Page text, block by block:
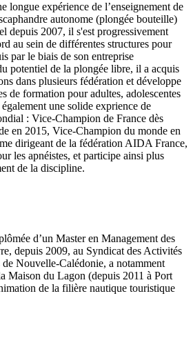
longue expérience de l’enseignement de
autonome (plongée bouteille)
depuis 2007, il s'est progressivement
au sein de différentes structures pour
par le biais de son entreprise
potentiel de la plongée libre, il a acquis
dans plusieurs fédération et développe
de formation pour adultes, adolescentes
une solide exprience de
: Vice-Champion de France dès
en 2015, Vice-Champion du monde en
dirigeant de la fédération AIDA France,
les apnéistes, et participe ainsi plus
de la discipline.
d’un Master en Management des
depuis 2009, au Syndicat des Activités
Nouvelle-Calédonie, a notamment
Maison du Lagon (depuis 2011 à Port
de la filière nautique touristique